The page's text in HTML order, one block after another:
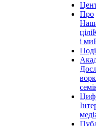
Про
цілі
і ми